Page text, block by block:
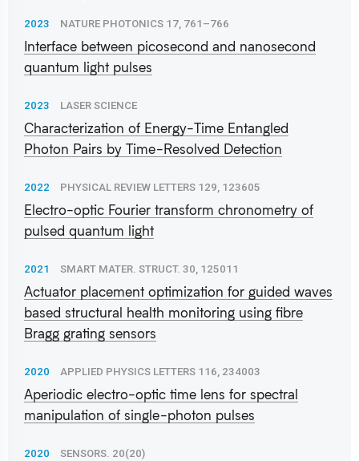
2023 NATURE PHOTONICS 17, 761–766
Interface between picosecond and nanosecond
quantum light pulses
2023 LASER SCIENCE
Characterization of Energy-Time Entangled
Photon Pairs by Time-Resolved Detection
2022 PHYSICAL REVIEW LETTERS 129, 123605
Electro-optic Fourier transform chronometry of
pulsed quantum light
2021 SMART MATER. STRUCT. 30, 125011
Actuator placement optimization for guided waves
based structural health monitoring using fibre
Bragg grating sensors
2020 APPLIED PHYSICS LETTERS 116, 234003
Aperiodic electro-optic time lens for spectral
manipulation of single-photon pulses
2020 SENSORS. 20(20)